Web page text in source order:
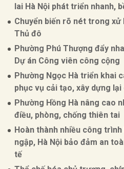
lai Hà Nội phát triển nhanh,
Chuyển biến rõ nét trong
Thủ đô
Phường Phú Thượng đẩy
Dự án Công viên công cộng
Phường Ngọc Hà triển khai
phục vụ cải tạo, xây dựng
Phường Hồng Hà nâng cao
điều, phòng, chống thiên tai
Hoàn thành nhiều công
ngập, Hà Nội bảo đảm an
tế